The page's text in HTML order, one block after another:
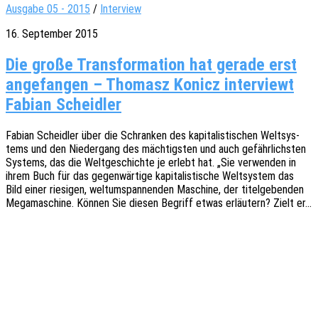
Ausgabe 05 - 2015 / Interview
16. September 2015
Die große Transformation hat gerade erst
angefangen – Thomasz Konicz interviewt
Fabian Scheidler
Fabian Scheid­ler über die Schran­ken des kapi­ta­lis­ti­schen Welt­sys­
tems und den Nieder­gang des mäch­tigs­ten und auch gefähr­lichs­ten
Systems, das die Welt­ge­schich­te je erlebt hat. „Sie verwen­den in
ihrem Buch für das gegen­wär­ti­ge kapi­ta­lis­ti­sche Welt­sys­tem das
Bild einer riesi­gen, welt­um­span­nen­den Maschi­ne, der titel­ge­ben­den
Megama­schi­ne. Können Sie diesen Begriff etwas erläu­tern? Zielt er…